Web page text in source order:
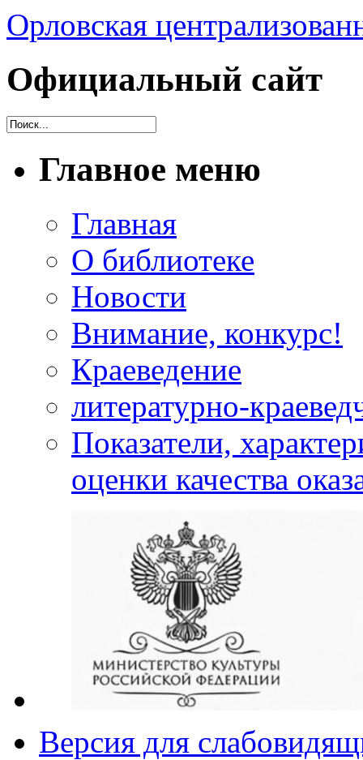
Орловская
Официальный сайт
Главное меню
Главная
О библиотеке
Новости
Внимание, конкурс!
Краеведение
литературно-
Показатели,
оценки качества
Версия для